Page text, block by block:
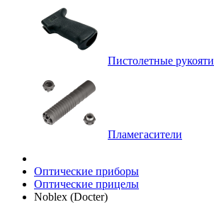
Пистолетные рукояти
Пламегасители
Оптические приборы
Оптические прицелы
Noblex (Docter)